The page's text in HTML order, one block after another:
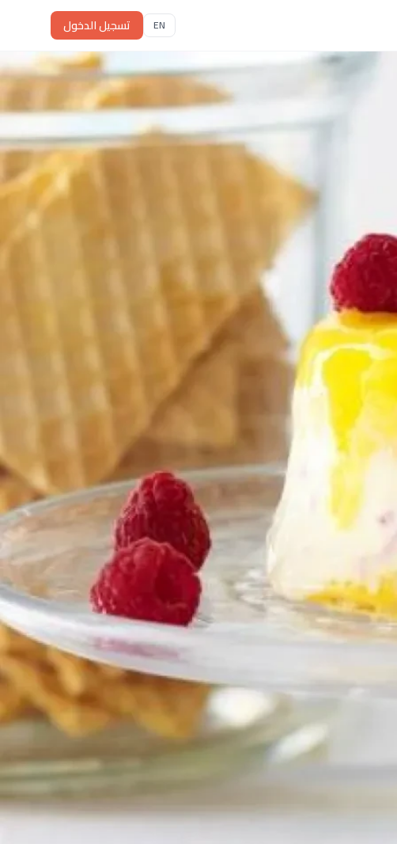
EN تسجيل الدخول